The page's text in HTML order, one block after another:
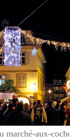
marché-aux-